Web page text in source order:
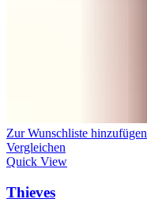
Zur Wunschliste hinzufügen
Vergleichen
Quick View
Thieves